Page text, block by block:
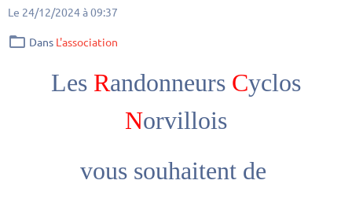
Le 24/12/2024à 09:37
Dans L'association
Les Randonneurs Cyclos
Norvillois
vous souhaitent de